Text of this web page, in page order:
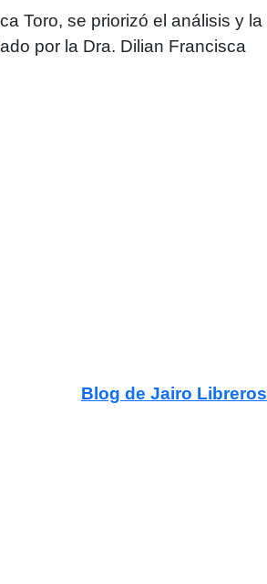
Toro, se priorizó el análisis y la
por la Dra. Dilian Francisca
Blog de Jairo Libreros